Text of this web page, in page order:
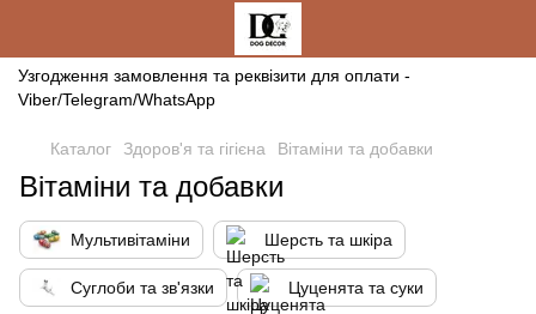
Узгодження замовлення та реквізити для оплати -
Viber/Telegram/WhatsApp
Каталог Здоров'я та гігієна Вітаміни та добавки
Вітаміни та добавки
Мультивітаміни Шерсть та шкіра
Суглоби та зв'язки Цуценята та суки